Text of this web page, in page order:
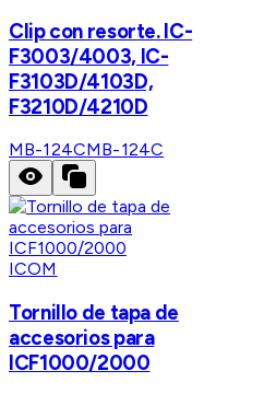
Clip con resorte. IC-
F3003/4003, IC-
F3103D/4103D,
F3210D/4210D
MB-124CMB-124C
ICOM
Tornillo de tapa de
accesorios para
ICF1000/2000